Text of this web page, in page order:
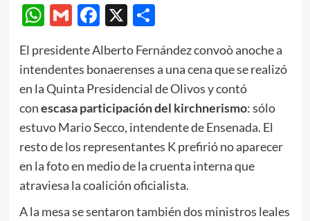
WhatsApp
GmailFacebook
X Compartir
El presidente Alberto Fernández convoò anoche a
intendentes bonaerenses a una cena que se realizó
en la Quinta Presidencial de Olivos y contó
conescasa participación del kirchnerismo: sólo
estuvo Mario Secco, intendente de Ensenada. El
resto de los representantes K prefirió no aparecer
en la foto en medio de la cruenta interna que
atraviesa la coalición oficialista.
A la mesa se sentaron también dos ministros leales